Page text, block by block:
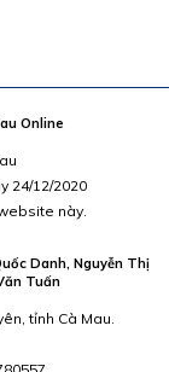
Online
24/12/2020
này.
Danh, Nguyễn Thị
Tuấn
tỉnh Cà Mau.